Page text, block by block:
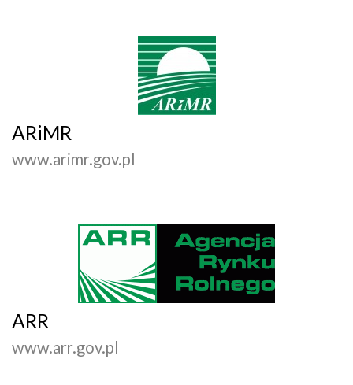
ARiMR
www.arimr.gov.pl
ARR
www.arr.gov.pl